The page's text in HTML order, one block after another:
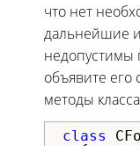
что нет
дальнейшие
недопустимы
объявите
методы
class